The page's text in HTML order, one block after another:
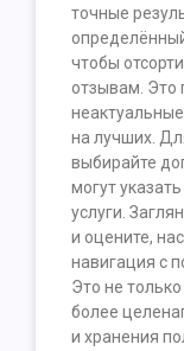
точные
чтобы
отзывам. Это
на лучших.
выбирайте
могут
услуги.
и оцените,
навигация с
Это не
более
и хранения